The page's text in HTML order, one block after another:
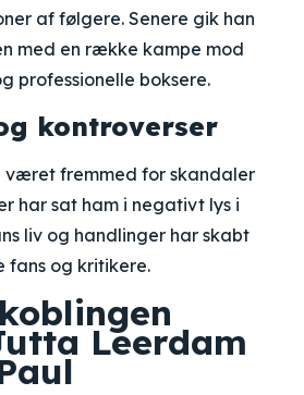
af følgere. Senere gik han
med en række kampe mod
professionelle boksere.
kontroverser
været fremmed for skandaler
har sat ham i negativt lys i
liv og handlinger har skabt
og kritikere.
Leerdam